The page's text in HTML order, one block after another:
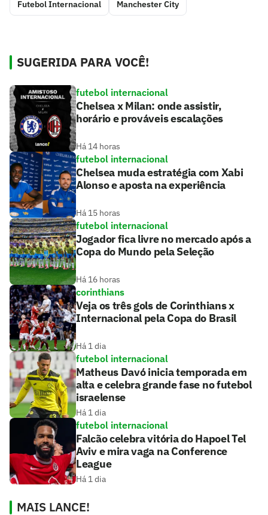
Futebol Internacional Manchester City
SUGERIDA PARA VOCÊ!
futebol internacional
Chelsea x Milan: onde assistir,
horário e prováveis escalações
Há 14 horas
futebol internacional
Chelsea muda estratégia com Xabi
Alonso e aposta na experiência
Há 15 horas
futebol internacional
Jogador fica livre no mercado após a
Copa do Mundo pela Seleção
Há 16 horas
corinthians
Veja os três gols de Corinthians x
Internacional pela Copa do Brasil
Há 1 dia
futebol internacional
Matheus Davó inicia temporada em
alta e celebra grande fase no futebol
israelense
Há 1 dia
futebol internacional
Falcão celebra vitória do Hapoel Tel
Aviv e mira vaga na Conference
League
Há 1 dia
MAIS LANCE!